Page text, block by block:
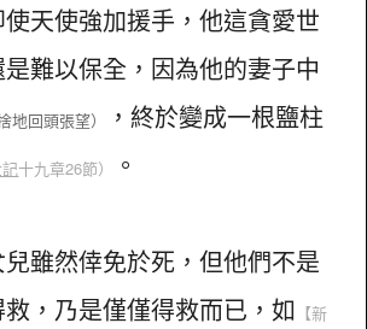
天使強加援手，他這貪愛世
難以保全，因為他的妻子中
地回頭張望） ，終於變成一根鹽柱
十九章26節） 。
雖然倖免於死，但他們不是
，乃是僅僅得救而已，如 【新